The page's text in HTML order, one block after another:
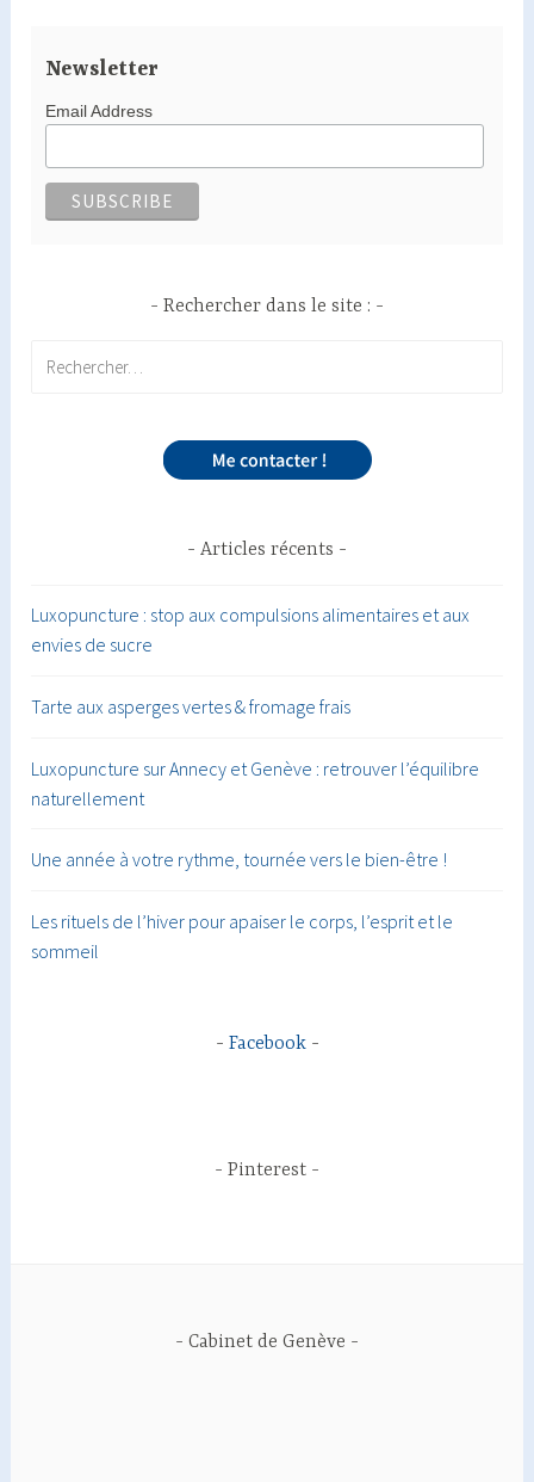
Newsletter
Email Address
Rechercher dans le site :
Articles récents
Luxopuncture : stop aux compulsions alimentaires et aux
envies de sucre
Tarte aux asperges vertes & fromage frais
Luxopuncture sur Annecy et Genève : retrouver l’équilibre
naturellement
Une année à votre rythme, tournée vers le bien-être !
Les rituels de l’hiver pour apaiser le corps, l’esprit et le
sommeil
Facebook
Pinterest
Cabinet de Genève